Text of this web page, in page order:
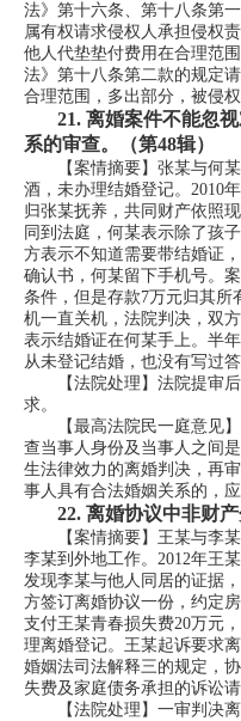
法》第十六条、第十八条第
属有权请求侵权人承担侵权
他人代垫垫付费用在合理范
法》第十八条第二款的规定
合理范围，多出部分，被侵
21. 离婚案件不能忽
系的审查。（第48辑）
【案情摘要】张某与何某
酒，未办理结婚登记。2010
归张某抚养，共同财产依照
同到法庭，何某表示除了孩
方表示不知道需要带结婚证
确认书，何某留下手机号。
条件，但是存款7万元归其所
机一直关机，法院判决，双
表示结婚证在何某手上。半
从未登记结婚，也没有写过
【法院处理】法院提审后
求。
【最高法院民一庭意见】
查当事人身份及当事人之间
生法律效力的离婚判决，再
事人具有合法婚姻关系的，
22. 离婚协议中非财产
【案情摘要】王某与李某
李某到外地工作。2012年王
发现李某与他人同居的证据
方签订离婚协议一份，约定
支付王某青春损失费20万元
理离婚登记。王某起诉要求
婚姻法司法解释三的规定，
失费及家庭债务承担的诉讼
【法院处理】一审判决离